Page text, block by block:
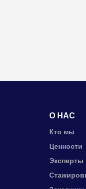
О НАС
Кто мы
Ценности
Эксперты